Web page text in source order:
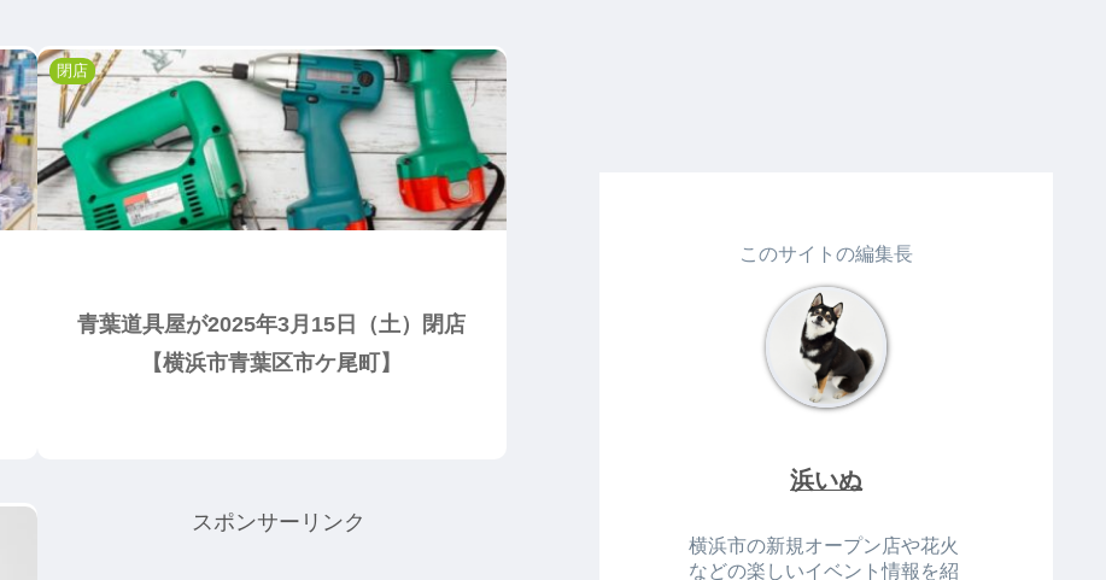
閉店
青葉道具屋が2025年3月15日（土）閉店
【横浜市青葉区市ケ尾町】
スポンサーリンク
このサイトの編集長
浜いぬ
横浜市の新規オープン店や花火
などの楽しいイベント情報を紹